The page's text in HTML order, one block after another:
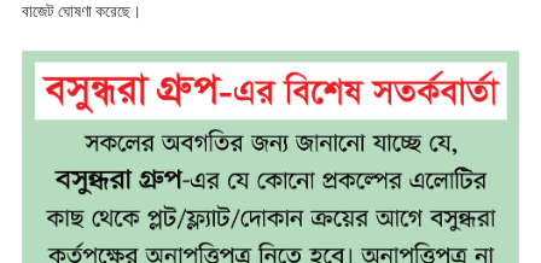
বাজেট ঘোষণা করেছে।